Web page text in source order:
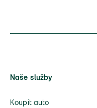
Naše služby
Koupit auto